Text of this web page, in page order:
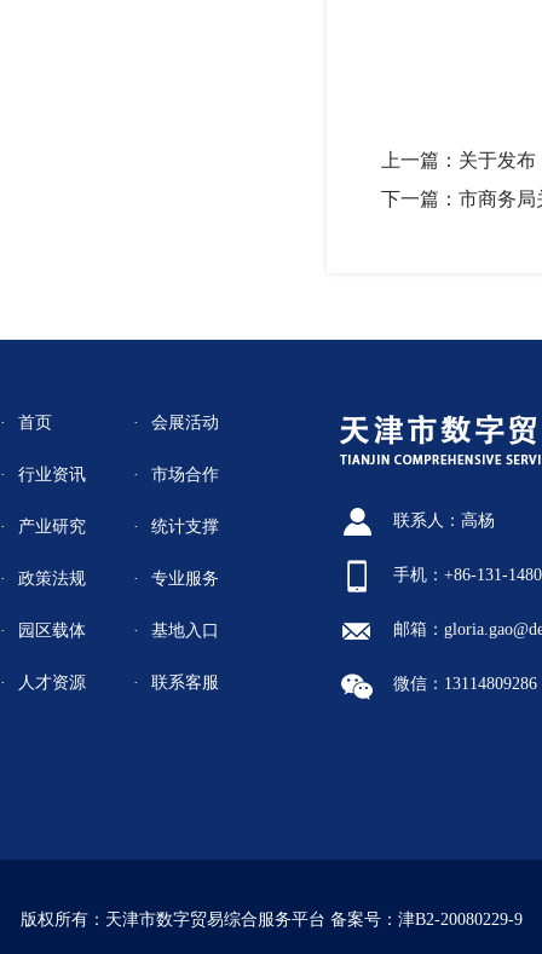
上一篇：关于发
下一篇：市商务局
首页
行业资讯
产业研究
政策法规
园区载体
人才资源
会展活动
市场合作
统计支撑
专业服务
基地入口
联系客服
联系人：高杨
手机：+86-131-
邮箱：
微信：13114809286
版权所有：天津市数字贸易综合服务平台 备案号：津B2-20080229-9